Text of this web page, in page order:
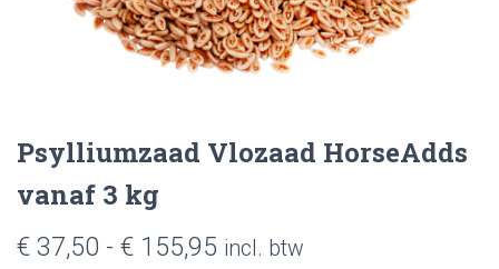
Psylliumzaad Vlozaad HorseAdds
vanaf 3 kg
€ 37,50 - € 155,95 Prijsklasse:
incl. btw